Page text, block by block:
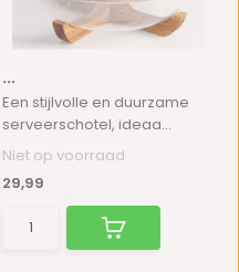
...
Een stijlvolle en duurzame
serveerschotel, ideaa...
Niet op voorraad
29,99